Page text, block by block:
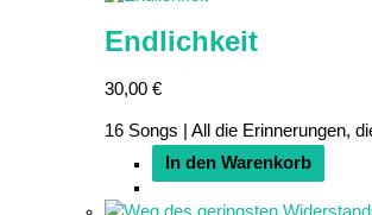
Endlichkeit
30,00 €
16 Songs | All die Erinnerungen,
In den Warenkorb